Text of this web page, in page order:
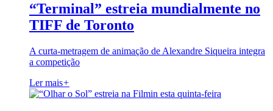
“Terminal” estreia mundialmente no
TIFF de Toronto
A curta-metragem de animação de Alexandre Siqueira integra
a competição
Ler mais+